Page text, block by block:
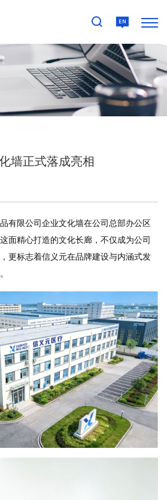
墙正式落成亮相
有限公司企业文化墙在公司总部办公区
面精心打造的文化长廊，不仅成为公司
更标志着信义元在品牌建设与内涵式发